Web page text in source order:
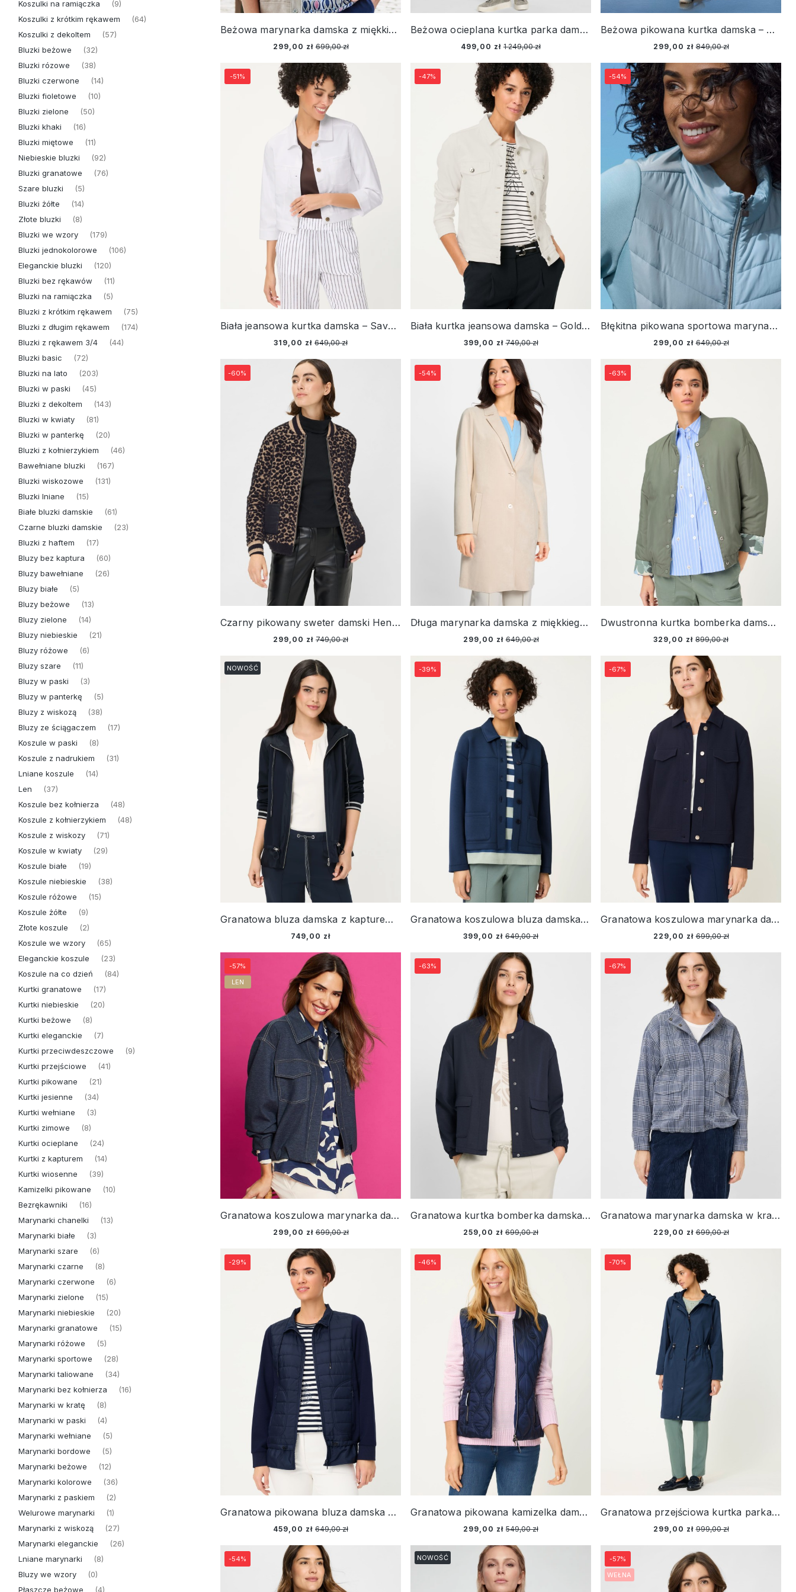
Koszulki na ramiączka (9)
Koszulki z krótkim rękawem (64)
Koszulki z dekoltem (57)
Bluzki beżowe (32)
Bluzki rózowe (38)
Bluzki czerwone (14)
Bluzki fioletowe (10)
Bluzki zielone (50)
Bluzki khaki (16)
Bluzki miętowe (11)
Niebieskie bluzki (92)
Bluzki granatowe (76)
Szare bluzki (5)
Bluzki żółte (14)
Złote bluzki (8)
Bluzki we wzory (179)
Bluzki jednokolorowe (106)
Eleganckie bluzki (120)
Bluzki bez rękawów (11)
Bluzki na ramiączka (5)
Bluzki z krótkim rękawem (75)
Bluzki z długim rękawem (174)
Bluzki z rękawem 3/4 (44)
Bluzki basic (72)
Bluzki na lato (203)
Bluzki w paski (45)
Bluzki z dekoltem (143)
Bluzki w kwiaty (81)
Bluzki w panterkę (20)
Bluzki z kołnierzykiem (46)
Bawełniane bluzki (167)
Bluzki wiskozowe (131)
Bluzki lniane (15)
Białe bluzki damskie (61)
Czarne bluzki damskie (23)
Bluzki z haftem (17)
Bluzy bez kaptura (60)
Bluzy bawełniane (26)
Bluzy białe (5)
Bluzy beżowe (13)
Bluzy zielone (14)
Bluzy niebieskie (21)
Bluzy różowe (6)
Bluzy szare (11)
Bluzy w paski (3)
Bluzy w panterkę (5)
Bluzy z wiskozą (38)
Bluzy ze ściągaczem (17)
Koszule w paski (8)
Koszule z nadrukiem (31)
Lniane koszule (14)
Len (37)
Koszule bez kołnierza (48)
Koszule z kołnierzykiem (48)
Koszule z wiskozy (71)
Koszule w kwiaty (29)
Koszule białe (19)
Koszule niebieskie (38)
Koszule różowe (15)
Koszule żółte (9)
Złote koszule (2)
Koszule we wzory (65)
Eleganckie koszule (23)
Koszule na co dzień (84)
Kurtki granatowe (17)
Kurtki niebieskie (20)
Kurtki beżowe (8)
Kurtki eleganckie (7)
Kurtki przeciwdeszczowe (9)
Kurtki przejściowe (41)
Kurtki pikowane (21)
Kurtki jesienne (34)
Kurtki wełniane (3)
Kurtki zimowe (8)
Kurtki ocieplane (24)
Kurtki z kapturem (14)
Kurtki wiosenne (39)
Kamizelki pikowane (10)
Bezrękawniki (16)
Marynarki chanelki (13)
Marynarki białe (3)
Marynarki szare (6)
Marynarki czarne (8)
Marynarki czerwone (6)
Marynarki zielone (15)
Marynarki niebieskie (20)
Marynarki granatowe (15)
Marynarki różowe (5)
Marynarki sportowe (28)
Marynarki taliowane (34)
Marynarki bez kołnierza (16)
Marynarki w kratę (8)
Marynarki w paski (4)
Marynarki wełniane (5)
Marynarki bordowe (5)
Marynarki beżowe (12)
Marynarki kolorowe (36)
Marynarki z paskiem (2)
Welurowe marynarki (1)
Marynarki z wiskozą (27)
Marynarki eleganckie (26)
Lniane marynarki (8)
Bluzy we wzory (0)
Płaszcze beżowe (4)
Beżowa marynarka damska z miękkiego dżerseju – Vintage Romance
299,00 zł 699,00 zł
Beżowa ocieplana kurtka parka damska – Cosmic Chic
499,00 zł 1 249,00 zł
Beżowa pikowana kurtka damska – Neo Comfort
299,00 zł 849,00 zł
Biała jeansowa kurtka damska – Savanna Sky
319,00 zł 649,00 zł
-51%
Biała kurtka jeansowa damska – Golden Glow
399,00 zł 749,00 zł
-47%
Błękitna pikowana sportowa marynarka damska – Cosmic Chic
299,00 zł 649,00 zł
-54%
Czarny pikowany sweter damski Henny w panterkę – Urban Wild
299,00 zł 749,00 zł
-60%
Długa marynarka damska z miękkiego dżerseju - Coast Vibes
299,00 zł 649,00 zł
-54%
Dwustronna kurtka bomberka damska w odcieniu khaki – Designer Choice
329,00 zł 899,00 zł
-63%
Granatowa bluza damska z kapturem z łączonych materiałów - Smart Casual
749,00 zł
NOWOŚĆ
Granatowa koszulowa bluza damska - Spring Garden
399,00 zł 649,00 zł
-39%
Granatowa koszulowa marynarka damska – Refresh
229,00 zł 699,00 zł
-67%
Granatowa koszulowa marynarka damska – Relaxed Code
299,00 zł 699,00 zł
-57%
LEN
Granatowa kurtka bomberka damska – Neo Comfort
259,00 zł 699,00 zł
-63%
Granatowa marynarka damska w kratę – New Passion
229,00 zł 699,00 zł
-67%
Granatowa pikowana bluza damska Henny Jersey – Riviera Mood
459,00 zł 649,00 zł
-29%
Granatowa pikowana kamizelka damska – Refresh
299,00 zł 549,00 zł
-46%
Granatowa przejściowa kurtka parka damska – Spring Garden
299,00 zł 999,00 zł
-70%
-54% NOWOŚĆ
-57%
WEŁNA